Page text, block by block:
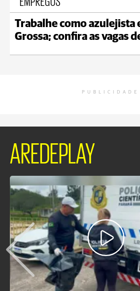
Trabalhe como azulejista
Grossa; confira as vagas
PUBLICIDADE
AREDEPLAY